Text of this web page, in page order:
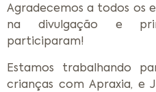
Agradecemos a todos os
na divulgação e
participaram!
Estamos trabalhando
crianças com Apraxia, e